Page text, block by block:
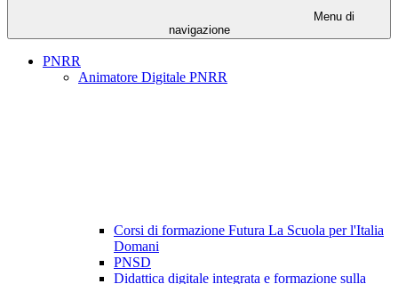
Menu di
navigazione
PNRR
Animatore Digitale PNRR
Corsi di formazione Futura La Scuola per l'Italia
Domani
PNSD
Didattica digitale integrata e formazione sulla